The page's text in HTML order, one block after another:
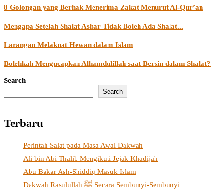
8 Golongan yang Berhak Menerima Zakat Menurut Al-Qur’an
Mengapa Setelah Shalat Ashar Tidak Boleh Ada Shalat...
Larangan Melaknat Hewan dalam Islam
Bolehkah Mengucapkan Alhamdulillah saat Bersin dalam Shalat?
Search
Search
Terbaru
Perintah Salat pada Masa Awal Dakwah
Ali bin Abi Thalib Mengikuti Jejak Khadijah
Abu Bakar Ash-Shiddiq Masuk Islam
Dakwah Rasulullah ﷺ Secara Sembunyi-Sembunyi